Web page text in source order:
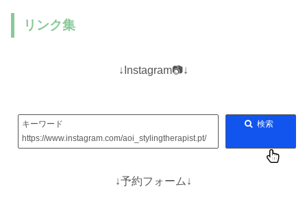
リンク集
↓Instagram📷↓
キーワード
https://www.instagram.com/aoi_stylingtherapist.pt/
検索
↓予約フォーム↓